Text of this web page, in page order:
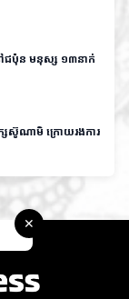
ជប៉ុន មនុស្ស ១៣នាក់
សស៊ូណាមិ ក្រោយរងការ
✕